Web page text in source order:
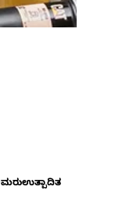
ಮರುಉತ್ಪಾದಿತ